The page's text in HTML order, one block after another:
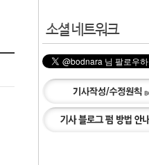
소셜 네트워크